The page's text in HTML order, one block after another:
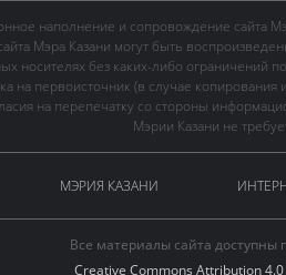
наполнение и сопровождение сайта
Мэра Казани могут быть
носителях без каких-либо ограничений
на первоисточник (в случае
на перепечатку со стороны
Мэрии Казани не
МЭРИЯ КАЗАНИ
Все материалы сайта доступны
Creative Commons Attribution